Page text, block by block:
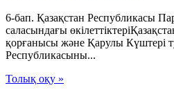
6-бап. Қазақстан Республикасы
саласындағы
қорғанысы және Қарулы Күштері
Республикасыны...
Толық оқу »